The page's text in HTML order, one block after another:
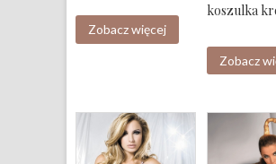
Zobacz więcej
koszulka
Zobacz